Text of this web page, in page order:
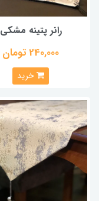
رانر پتینه مشکی
240,000 تومان
خرید